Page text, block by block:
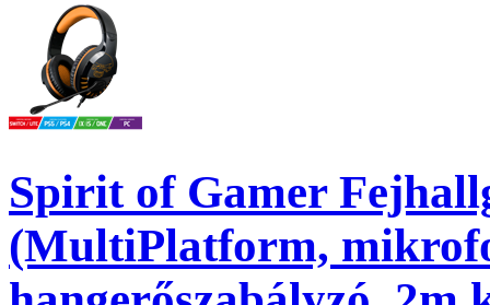
Spirit of Gamer
(MultiPlatform,